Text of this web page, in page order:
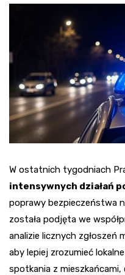
W ostatnich tygodniach
intensywnych działań
poprawy bezpieczeństwa
została podjęta we
analizie licznych zgłoszeń
aby lepiej zrozumieć
spotkania z mieszkańcami,